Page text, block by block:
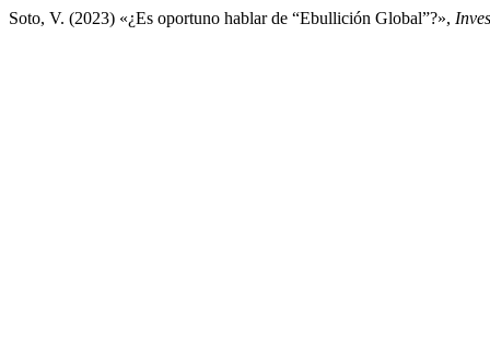
Soto, V. (2023) «¿Es oportuno hablar de “Ebullición Global”?»,